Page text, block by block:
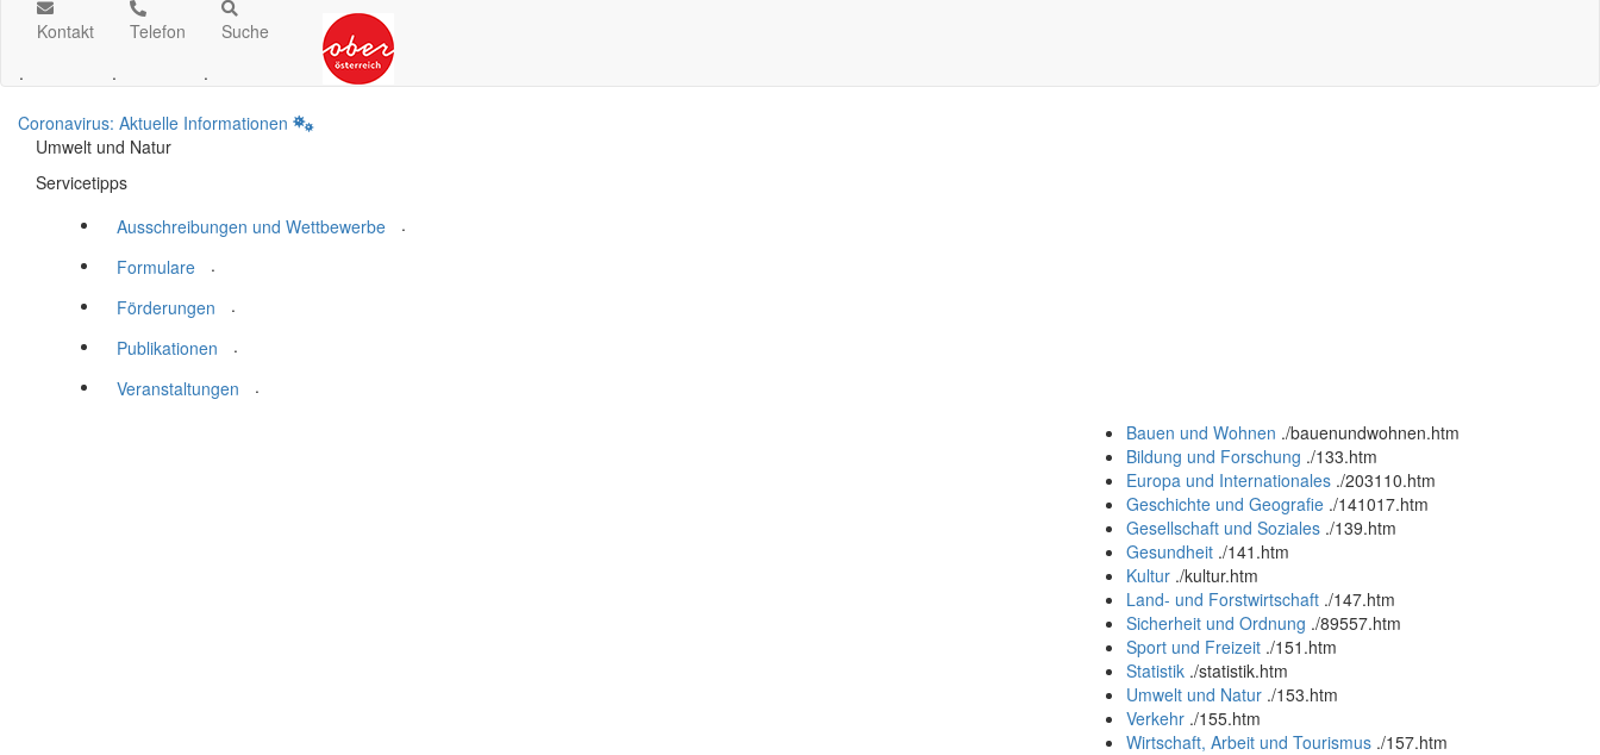
Kontakt
.
Telefon
.
Suche
.
Coronavirus: Aktuelle Informationen
Umwelt und Natur
Servicetipps
Ausschreibungen und Wettbewerbe
.
Formulare
.
Förderungen
.
Publikationen
.
Veranstaltungen
.
Bauen und Wohnen ./bauenundwohnen.htm
Bildung und Forschung ./133.htm
Europa und Internationales ./203110.htm
Geschichte und Geografie ./141017.htm
Gesellschaft und Soziales ./139.htm
Gesundheit ./141.htm
Kultur ./kultur.htm
Land- und Forstwirtschaft ./147.htm
Sicherheit und Ordnung ./89557.htm
Sport und Freizeit ./151.htm
Statistik ./statistik.htm
Umwelt und Natur ./153.htm
Verkehr ./155.htm
Wirtschaft, Arbeit und Tourismus ./157.htm